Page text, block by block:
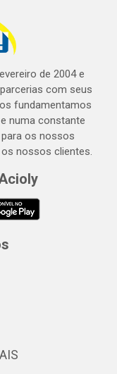
de 2004 e
com seus
fundamentamos
numa constante
os nossos
nossos clientes.